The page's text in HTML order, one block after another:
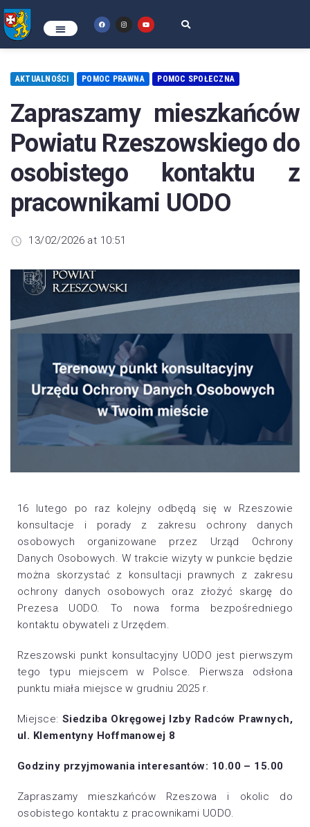
AKTUALNOŚCI POMOC PRAWNA POMOC SPOŁECZNA
Zapraszamy mieszkańców
Powiatu Rzeszowskiego do
osobistego kontaktu z
pracownikami UODO
13/02/2026 at 10:51
16 lutego po raz kolejny odbędą się w Rzeszowie
konsultacje i porady z zakresu ochrony danych
osobowych organizowane przez Urząd Ochrony
Danych Osobowych. W trakcie wizyty w punkcie będzie
można skorzystać z konsultacji prawnych z zakresu
ochrony danych osobowych oraz złożyć skargę do
Prezesa UODO. To nowa forma bezpośredniego
kontaktu obywateli z Urzędem.
Rzeszowski punkt konsultacyjny UODO jest pierwszym
tego typu miejscem w Polsce. Pierwsza odsłona
punktu miała miejsce w grudniu 2025 r.
Miejsce: Siedziba Okręgowej Izby Radców Prawnych,
ul. Klementyny Hoffmanowej 8
Godziny przyjmowania interesantów: 10.00 – 15.00
Zapraszamy mieszkańców Rzeszowa i okolic do
osobistego kontaktu z pracownikami UODO.